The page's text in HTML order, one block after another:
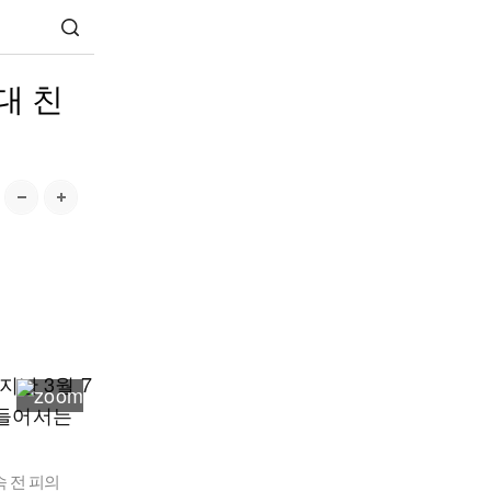
친
전 피의